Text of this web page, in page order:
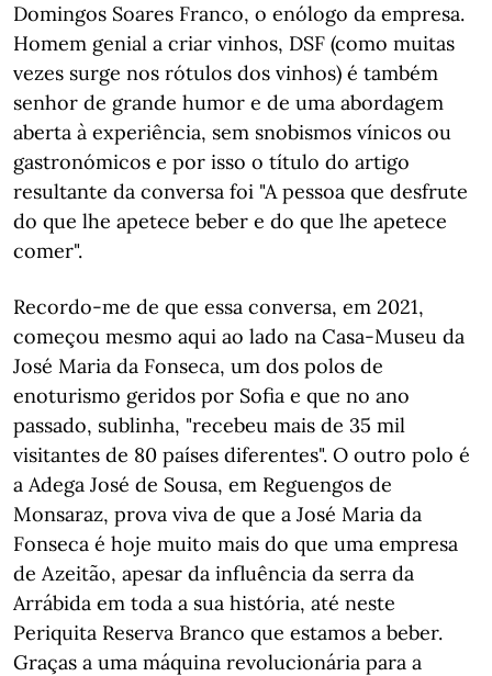
Domingos Soares Franco, o enólogo da empresa.
Homem genial a criar vinhos, DSF (como muitas
vezes surge nos rótulos dos vinhos) é também
senhor de grande humor e de uma abordagem
aberta à experiência, sem snobismos vínicos ou
gastronómicos e por isso o título do artigo
resultante da conversa foi "A pessoa que desfrute
do que lhe apetece beber e do que lhe apetece
comer".
Recordo-me de que essa conversa, em 2021,
começou mesmo aqui ao lado na Casa-Museu da
José Maria da Fonseca, um dos polos de
enoturismo geridos por Sofia e que no ano
passado, sublinha, "recebeu mais de 35 mil
visitantes de 80 países diferentes". O outro polo é
a Adega José de Sousa, em Reguengos de
Monsaraz, prova viva de que a José Maria da
Fonseca é hoje muito mais do que uma empresa
de Azeitão, apesar da influência da serra da
Arrábida em toda a sua história, até neste
Periquita Reserva Branco que estamos a beber.
Graças a uma máquina revolucionária para a